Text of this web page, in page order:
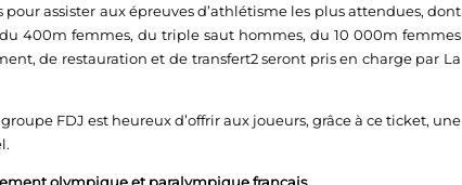
assister aux épreuves d’athlétisme les plus attendues, dont
400m femmes, du triple saut hommes, du 10 000m femmes
de restauration et de transfert2 seront pris en charge par La
FDJ est heureux d’offrir aux joueurs, grâce à ce ticket, une
olympique et paralympique français